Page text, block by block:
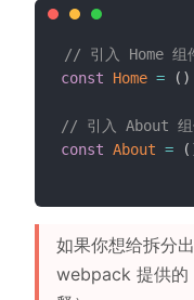
// 引入 Home 组
const
Home = ( )
// 引入 About 组
const About = (
如果你想给拆分
webpack 提供